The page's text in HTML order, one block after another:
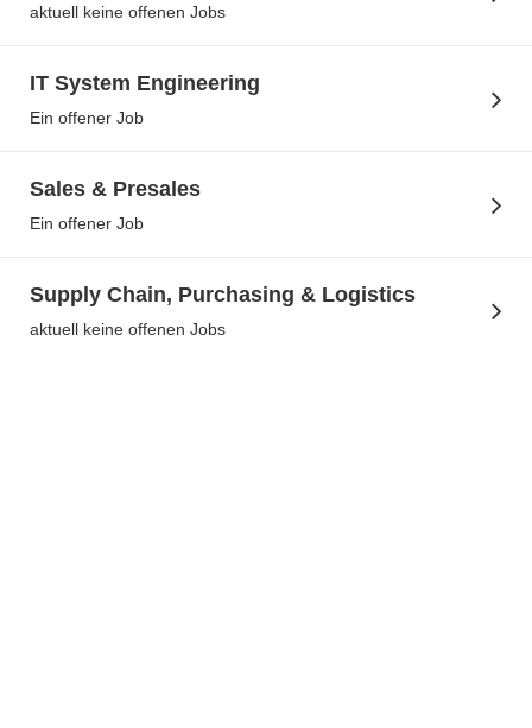
aktuell keine offenen Jobs
IT System Engineering
Ein offener Job
Sales & Presales
Ein offener Job
Supply Chain, Purchasing & Logistics
aktuell keine offenen Jobs